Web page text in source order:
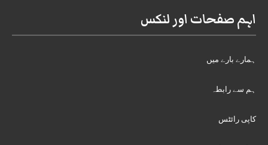
اہم صفحات اور لنکس
ہمارے بارے میں
ہم سے رابطہ
کاپی رائٹس